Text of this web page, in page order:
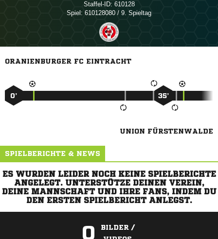
Staffel-ID: 610128
Spiel: 610128080 / 9. Spieltag
ORANIENBURGER FC EINTRACHT
0’ 35’
UNION FÜRSTENWALDE
SPIELBERICHTE & NEWS
ES WURDEN LEIDER NOCH KEINE SPIELBERICHTE
ANGELEGT. UNTERSTÜTZE DEINEN VEREIN,
DEINE MANNSCHAFT UND IHRE FANS, INDEM DU
DEN ERSTEN SPIELBERICHT ANLEGST.
0
BILDER /